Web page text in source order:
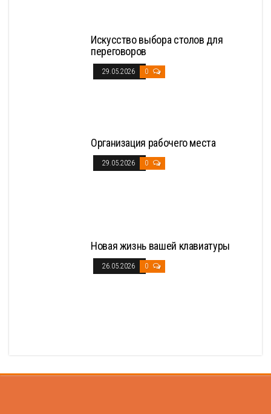
Искусство выбора столов для
переговоров
29.05.2026 0
Организация рабочего места
29.05.2026 0
Новая жизнь вашей клавиатуры
26.05.2026 0